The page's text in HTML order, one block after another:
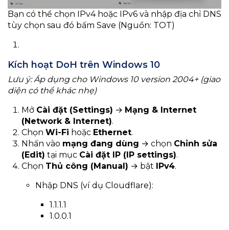
Bạn có thể chọn IPv4 hoặc IPv6 và nhập địa chỉ DNS
tùy chọn sau đó bấm Save (Nguồn: TOT)
Kích hoạt DoH trên Windows 10
Lưu ý: Áp dụng cho Windows 10 version 2004+ (giao
diện có thể khác nhẹ)
Mở Cài đặt (Settings) → Mạng & Internet
(Network & Internet).
ChọnWi-Fi hoặc Ethernet.
Nhấn vào mạng đang dùng → chọn Chỉnh sửa
(Edit) tại mục Cài đặt IP (IP settings).
Chọn Thủ công (Manual) → bật IPv4.
Nhập DNS (ví dụ Cloudflare):
1.1.1.1
1.0.0.1